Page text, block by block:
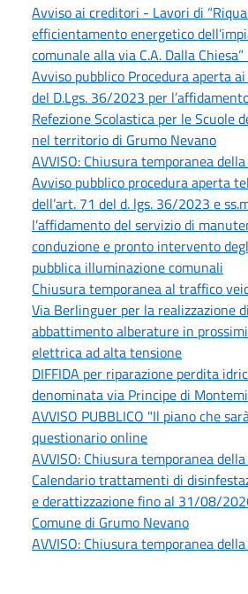
Avviso ai creditori - Lavori di
efficientamento energetico
comunale alla via C.A. Dalla Chiesa”
Avviso pubblico Procedura aperta
del D.Lgs. 36/2023 per
Refezione Scolastica per le Scuole
nel territorio di Grumo Nevano
AVVISO: Chiusura temporanea
Avviso pubblico procedura aperta
dell’art. 71 del d. lgs. 36/2023 e
l’affidamento del servizio di
conduzione e pronto intervento
pubblica illuminazione comunali
Chiusura temporanea al traffico
Via Berlinguer per la realizzazione
abbattimento alberature in
elettrica ad alta tensione
DIFFIDA per riparazione perdita
denominata via Principe di
AVVISO PUBBLICO "Il piano che
questionario online
AVVISO: Chiusura temporanea
Calendario trattamenti di
e derattizzazione fino al 31/08/
Comune di Grumo Nevano
AVVISO: Chiusura temporanea